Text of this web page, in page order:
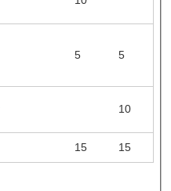
5 5
10
15 15